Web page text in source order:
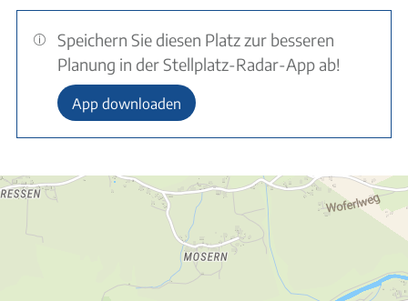
Speichern Sie diesen Platz zur besseren
Planung in der Stellplatz-Radar-App ab!
App downloaden